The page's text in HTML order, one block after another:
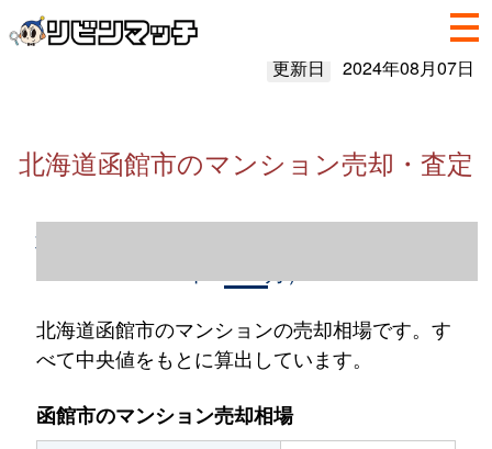
更新日 2024年08月07日
北海道函館市のマンション売却・査定
北海道函館市のマンション売却情報（2023
北海道函館市のマンションの売却相場です。す
べて中央値をもとに算出しています。
函館市のマンション売却相場